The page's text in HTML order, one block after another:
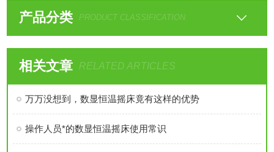
产品分类 PRODUCT CLASSIFICATION
相关文章 RELATED ARTICLES
万万没想到，数显恒温摇床竟有这样的优势
操作人员*的数显恒温摇床使用常识